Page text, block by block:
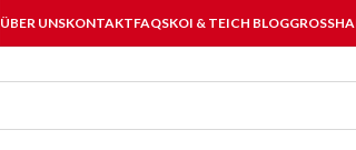
ÜBER UNSKONTAKTFAQSKOI & TEICH BLOG